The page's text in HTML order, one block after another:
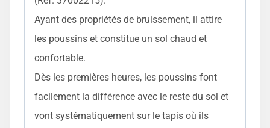
Ayant des propriétés de bruissement, il attire
les poussins et constitue un sol chaud et
confortable.
Dès les premières heures, les poussins font
facilement la différence avec le reste du sol et
vont systématiquement sur le tapis où ils